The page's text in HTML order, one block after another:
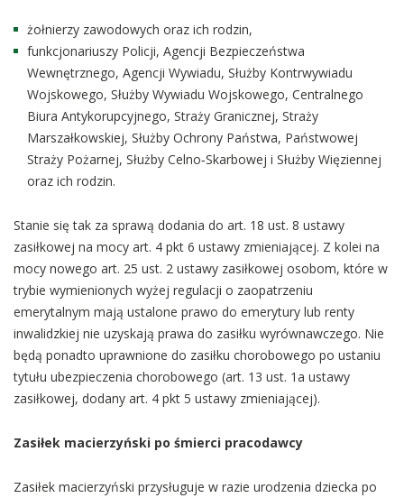
żołnierzy zawodowych oraz ich rodzin,
funkcjonariuszy Policji, Agencji Bezpieczeństwa
Wewnętrznego, Agencji Wywiadu, Służby Kontrwywiadu
Wojskowego, Służby Wywiadu Wojskowego, Centralnego
Biura Antykorupcyjnego, Straży Granicznej, Straży
Marszałkowskiej, Służby Ochrony Państwa, Państwowej
Straży Pożarnej, Służby Celno‑Skarbowej i Służby Więziennej
oraz ich rodzin.
Stanie się tak za sprawą dodania do art. 18 ust. 8 ustawy
zasiłkowej na mocy art. 4 pkt 6 ustawy zmieniającej. Z kolei na
mocy nowego art. 25 ust. 2 ustawy zasiłkowej osobom, które w
trybie wymienionych wyżej regulacji o zaopatrzeniu
emerytalnym mają ustalone prawo do emerytury lub renty
inwalidzkiej nie uzyskają prawa do zasiłku wyrównawczego. Nie
będą ponadto uprawnione do zasiłku chorobowego po ustaniu
tytułu ubezpieczenia chorobowego (art. 13 ust. 1a ustawy
zasiłkowej, dodany art. 4 pkt 5 ustawy zmieniającej).
Zasiłek macierzyński po śmierci pracodawcy
Zasiłek macierzyński przysługuje w razie urodzenia dziecka po